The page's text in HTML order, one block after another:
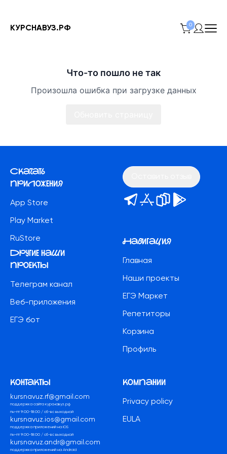
КУРСНАВУЗ.РФ 0
Что-то пошло не так
Произошла ошибка при загрузке данных
Скачать
приложения
App Store
Play Market
RuStore
другие наши
проекты
Телеграм канал
Веб-приложения
ЕГЭ бот
Навигация
Главная
Наши проекты
ЕГЭ Маркет
Репетиторы
Корзина
Профиль
контакты
kursnavuz.rf@gmail.com
поддержка сайта курснавуз.рф
пн-пт 9:00-18:00 / сб-вс выходной
kursnavuz.ios@gmail.com
поддержка приложений на iOS
пн-пт 9:00-18:00 / сб-вс выходной
kursnavuz.andr@gmail.com
поддержка приложений на Android
компании
Privacy policy
EULA